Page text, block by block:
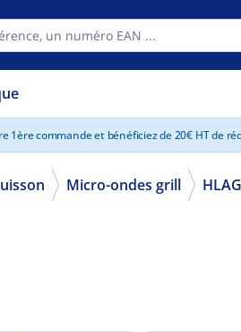
1ère commande et bénéficiez de 20€ HT de
Micro-ondes grill